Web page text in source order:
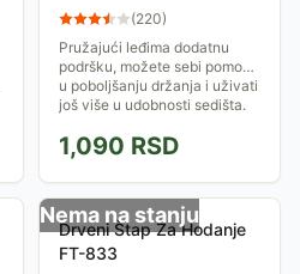
(220)
Pružajući leđima dodatnu
podršku, možete sebi pomoći
u poboljšanju držanja i uživati
još više u udobnosti sedišta.
je...
1,090 RSD
Nema na stanju
Drveni Štap Za Hodanje
FT-833